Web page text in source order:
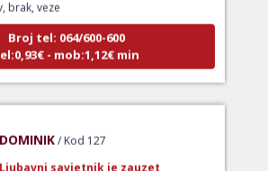
Broj tel: 064/600-600
tel:0,93€ - mob:1,12€ min